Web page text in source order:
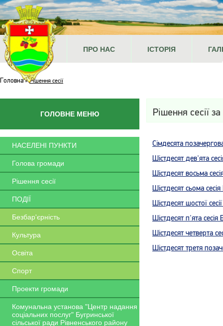
ГОЛОВНА ПРО НАС ІСТОРІЯ
Головна»Рішення сесії
ГОЛОВНЕ МЕНЮ
НАСЕЛЕНІ ПУНКТИ
Голова громади
Рішення сесії
ПОДІЇ
Безбар'єрність
Культура
Освіта
Спорт
Проекти громади
Комунальна установа "Центр надання
соціальних послуг" Бугринської
сільської ради Рівненського району
Рішення сесії
Сімдесята
Шістдесят дев'ята
Шістдесят восьма
Шістдесят сьома
Шістдесят шостої
Шістдесят п'ята
Шістдесят четверта
Шістдесят третя